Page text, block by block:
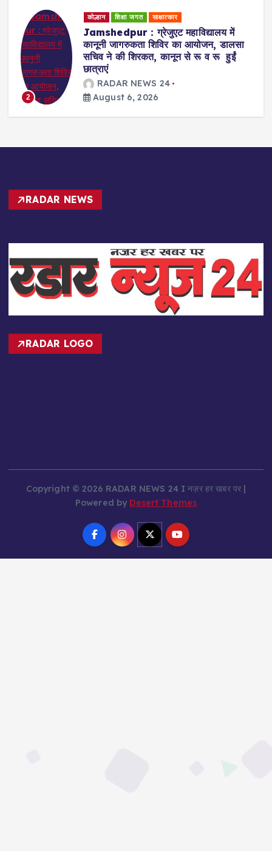
3
कोल्हान धर्म समाज शिक्षा जगत
Badajamda : बड़ा जामदा क्षेत्र में टाटा
स्टील के सहयोग व दयानंद एंग्लो वैदिक संस्था
के संचालन में डीएवी स्कूल खोले जाने की मांग
RADAR NEWS 24
August 6, 2026
RADAR NEWS
RADAR LOGO
Powered byDesert Themes